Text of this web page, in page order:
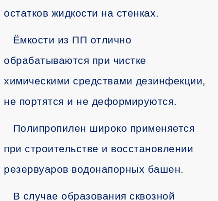
остатков жидкости на стенках.
Ёмкости из ПП отлично
обрабатываются при чистке
химическими средствами дезинфекции,
не портятся и не деформируются.
Полипропилен широко применяется
при строительстве и восстановлении
резервуаров водонапорных башен.
В случае образования сквозной